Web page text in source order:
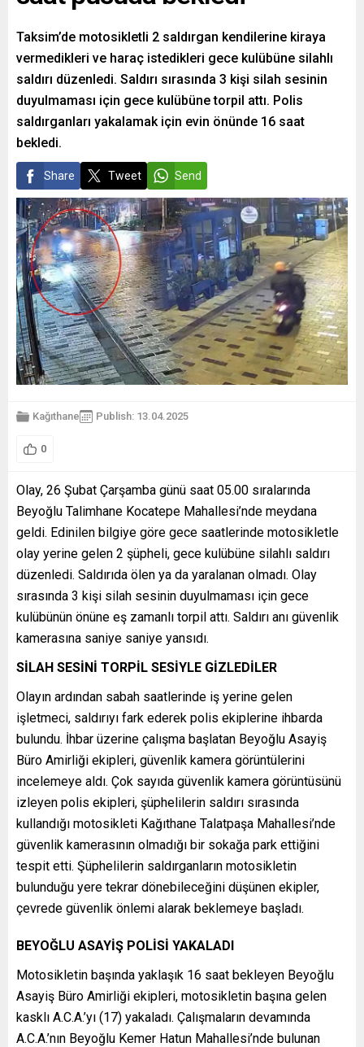
Taksim’de motosikletli 2 saldırgan kendilerine kiraya
vermedikleri ve haraç istedikleri gece kulübüne silahlı
saldırı düzenledi. Saldırı sırasında 3 kişi silah sesinin
duyulmaması için gece kulübüne torpil attı. Polis
saldırganları yakalamak için evin önünde 16 saat
bekledi.
Share Tweet Send
Kağıthane Publish: 13.04.2025
0
Olay, 26 Şubat Çarşamba günü saat 05.00 sıralarında
Beyoğlu Talimhane Kocatepe Mahallesi’nde meydana
geldi. Edinilen bilgiye göre gece saatlerinde motosikletle
olay yerine gelen 2 şüpheli, gece kulübüne silahlı saldırı
düzenledi. Saldırıda ölen ya da yaralanan olmadı. Olay
sırasında 3 kişi silah sesinin duyulmaması için gece
kulübünün önüne eş zamanlı torpil attı. Saldırı anı güvenlik
kamerasına saniye saniye yansıdı.
SİLAH SESİNİ TORPİL SESİYLE GİZLEDİLER
Olayın ardından sabah saatlerinde iş yerine gelen
işletmeci, saldırıyı fark ederek polis ekiplerine ihbarda
bulundu. İhbar üzerine çalışma başlatan Beyoğlu Asayiş
Büro Amirliği ekipleri, güvenlik kamera görüntülerini
incelemeye aldı. Çok sayıda güvenlik kamera görüntüsünü
izleyen polis ekipleri, şüphelilerin saldırı sırasında
kullandığı motosikleti Kağıthane Talatpaşa Mahallesi’nde
güvenlik kamerasının olmadığı bir sokağa park ettiğini
tespit etti. Şüphelilerin saldırganların motosikletin
bulunduğu yere tekrar dönebileceğini düşünen ekipler,
çevrede güvenlik önlemi alarak beklemeye başladı.
BEYOĞLU ASAYİŞ POLİSİ YAKALADI
Motosikletin başında yaklaşık 16 saat bekleyen Beyoğlu
Asayiş Büro Amirliği ekipleri, motosikletin başına gelen
kasklı A.C.A.’yı (17) yakaladı. Çalışmaların devamında
A.C.A.’nın Beyoğlu Kemer Hatun Mahallesi’nde bulunan